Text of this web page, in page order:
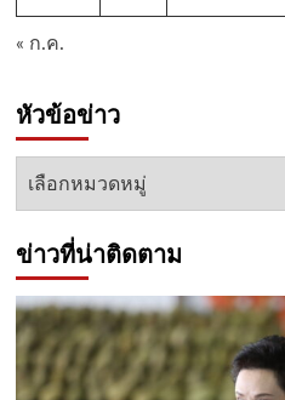
« ก.ค.
หัวข้อข่าว
หัวข้อ
ข่าวที่น่าติดตาม